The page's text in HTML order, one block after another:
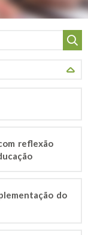
reflexão
do